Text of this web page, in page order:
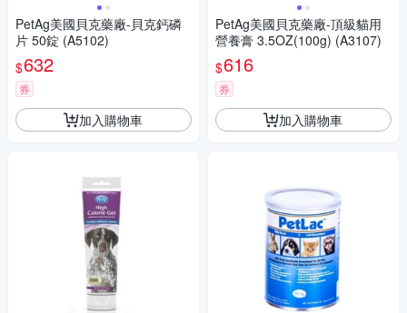
PetAg美國貝克藥廠-貝克鈣磷
片 50錠 (A5102)
$632
券
加入購物車
PetAg美國貝克藥廠-頂級貓用
營養膏 3.5OZ(100g) (A3107)
$616
券
加入購物車